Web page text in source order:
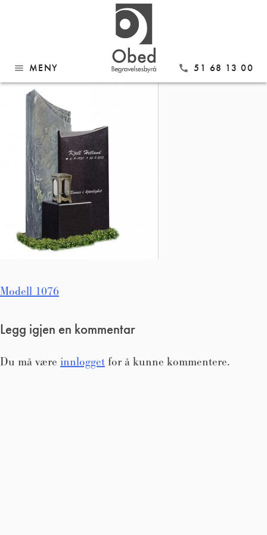
menu MENY call 51 68 13 00
Modell 1076
Innleggsnavigasjon
Modell 1076
Legg igjen en kommentar
Du må være innlogget for å kunne kommentere.